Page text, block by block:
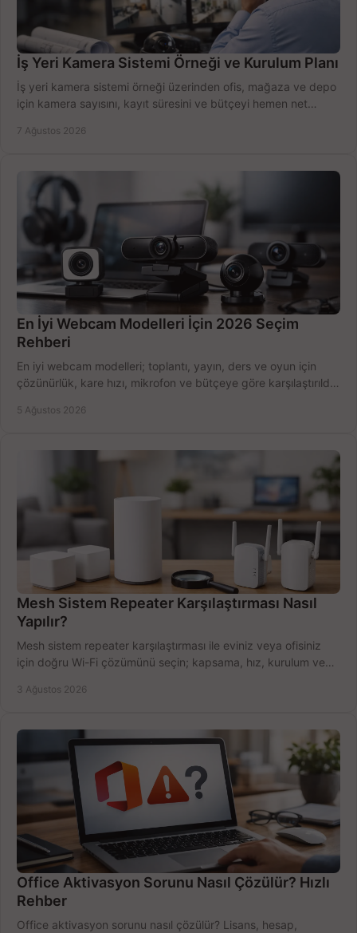
İş Yeri Kamera Sistemi Örneği ve Kurulum Planı
İş yeri kamera sistemi örneği üzerinden ofis, mağaza ve depo
için kamera sayısını, kayıt süresini ve bütçeyi hemen net
7 Ağustos 2026
En İyi Webcam Modelleri İçin 2026 Seçim
Rehberi
En iyi webcam modelleri; toplantı, yayın, ders ve oyun için
çözünürlük, kare hızı, mikrofon ve bütçeye göre karşılaştırıldı.
5 Ağustos 2026
Mesh Sistem Repeater Karşılaştırması Nasıl
Yapılır?
Mesh sistem repeater karşılaştırması ile eviniz veya ofisiniz
için doğru Wi-Fi çözümünü seçin; kapsama, hız, kurulum ve
3 Ağustos 2026
Office Aktivasyon Sorunu Nasıl Çözülür? Hızlı
Rehber
Office aktivasyon sorunu nasıl çözülür? Lisans, hesap,